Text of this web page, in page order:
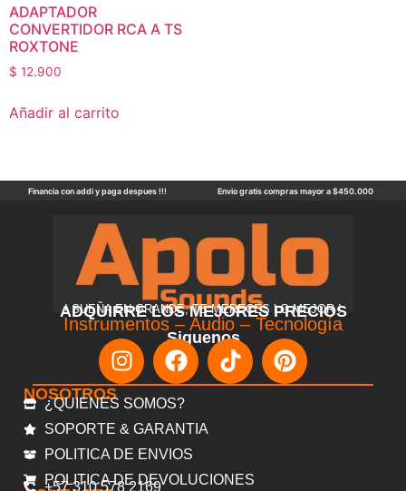
ADAPTADOR
CONVERTIDOR RCA A TS
ROXTONE
$ 12.900
Añadir al carrito
Financia con addi y paga despues !!! Envio gratis compras mayor a $450.000
ADQUIRRE LOS MEJORES PRECIOS
! SUEÑA EN GRANDE, TE MERECES LO MEJOR !
Instrumentos – Audio – Tecnología
Siguenos
NOSOTROS
¿QUIENES SOMOS?
SOPORTE & GARANTIA
POLITICA DE ENVIOS
POLITICA DE DEVOLUCIONES
+57 310 578 2169